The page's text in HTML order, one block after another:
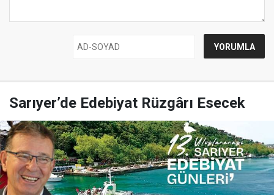
Sarıyer’de Edebiyat Rüzgârı Esecek